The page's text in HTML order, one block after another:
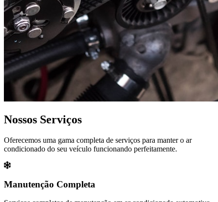
Nossos Serviços
Oferecemos uma gama completa de serviços para manter o ar
condicionado do seu veículo funcionando perfeitamente.
Manutenção Completa